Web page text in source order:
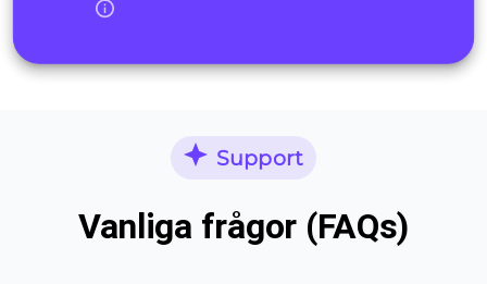
Support
Vanliga frågor (FAQs)